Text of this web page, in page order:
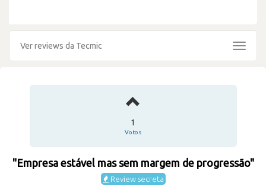
Ver reviews da Tecmic
Toggle
1
Votos
"Empresa estável mas sem margem de progressão"
Review secreta